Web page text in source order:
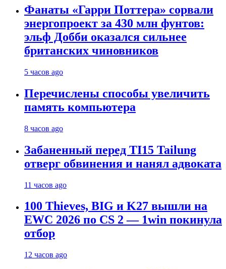
Фанаты «Гарри Поттера» сорвали
энергопроект за 430 млн фунтов:
эльф Добби оказался сильнее
британских чиновников
5 часов ago
Перечислены способы увеличить
память компьютера
8 часов ago
Забаненный перед TI15 Tailung
отверг обвинения и нанял адвоката
11 часов ago
100 Thieves, BIG и K27 вышли на
EWC 2026 по CS 2 — 1win покинула
отбор
12 часов ago